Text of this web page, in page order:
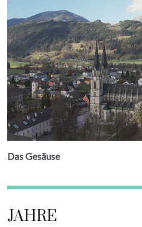
Das Gesäuse
JAHRE